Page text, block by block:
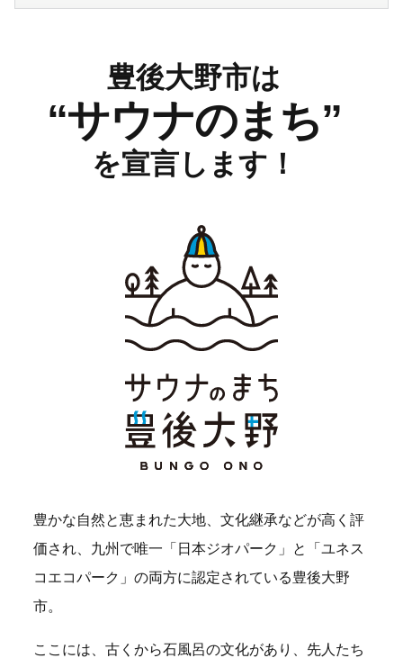
豊後大野市は
“サウナのまち”
を宣言します！
豊かな自然と恵まれた大地、文化継承などが高く評
価され、九州で唯一「日本ジオパーク」と「ユネス
コエコパーク」の両方に認定されている豊後大野
市。
ここには、古くから石風呂の文化があり、先人たち